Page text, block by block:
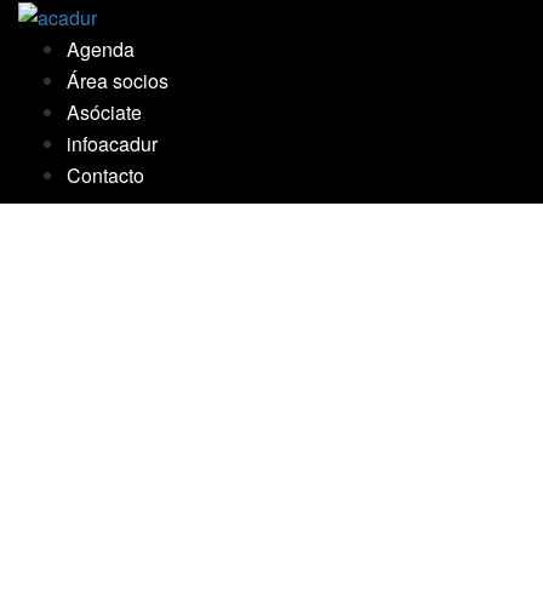
Saltar
contenido
Agenda
Área socios
Asóciate
infoacadur
Contacto